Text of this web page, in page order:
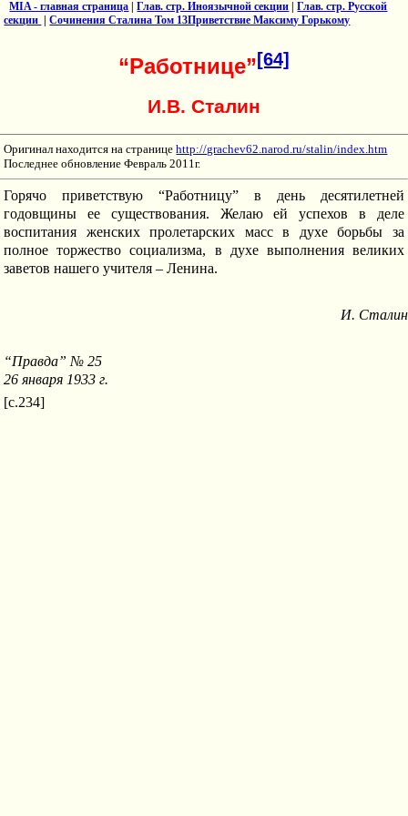
MIA - главная страница |Глав. стр. Иноязычной секции |Глав. стр. Русской
секции
|Сочинения Сталина Том 13Приветствие Максиму Горькому
“Работнице”[64]
И.В. Сталин
Оригинал находится на страницеhttp://grachev62.narod.ru/stalin/index.htm
Последнее обновление Февраль 2011г.
Горячо приветствую “Работницу” в день десятилетней
годовщины ее существования. Желаю ей успехов в деле
воспитания женских пролетарских масс в духе борьбы за
полное торжество социализма, в духе выполнения великих
заветов нашего учителя – Ленина.
И. Сталин
“Правда” № 25
26 января 1933 г.
[c.234]